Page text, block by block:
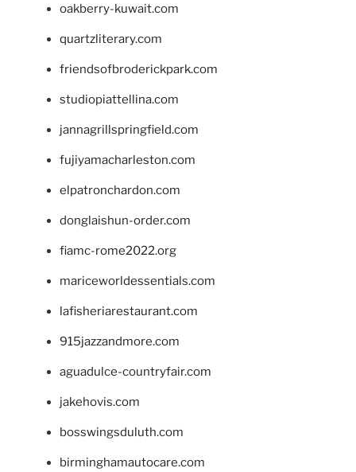
oakberry-kuwait.com
quartzliterary.com
friendsofbroderickpark.com
studiopiattellina.com
jannagrillspringfield.com
fujiyamacharleston.com
elpatronchardon.com
donglaishun-order.com
fiamc-rome2022.org
mariceworldessentials.com
lafisheriarestaurant.com
915jazzandmore.com
aguadulce-countryfair.com
jakehovis.com
bosswingsduluth.com
birminghamautocare.com